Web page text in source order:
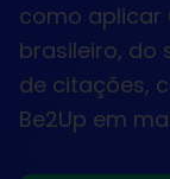
como aplicar
brasileiro, do
de citações,
Be2Up em